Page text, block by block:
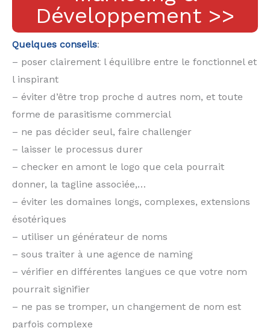
Développement >>
Quelques conseils:
– poser clairement l équilibre entre le fonctionnel et
l inspirant
– éviter d’être trop proche d autres nom, et toute
forme de parasitisme commercial
– ne pas décider seul, faire challenger
– laisser le processus durer
– checker en amont le logo que cela pourrait
donner, la tagline associée,…
– éviter les domaines longs, complexes, extensions
ésotériques
– utiliser un générateur de noms
– sous traiter à une agence de naming
– vérifier en différentes langues ce que votre nom
pourrait signifier
– ne pas se tromper, un changement de nom est
parfois complexe